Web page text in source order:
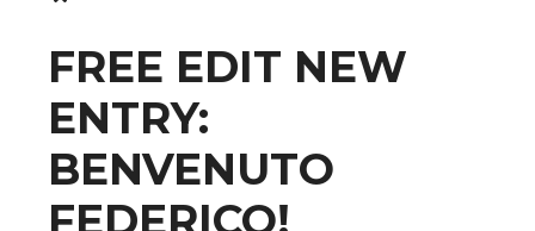
FREE EDIT NEW
ENTRY:
BENVENUTO
FEDERICO!